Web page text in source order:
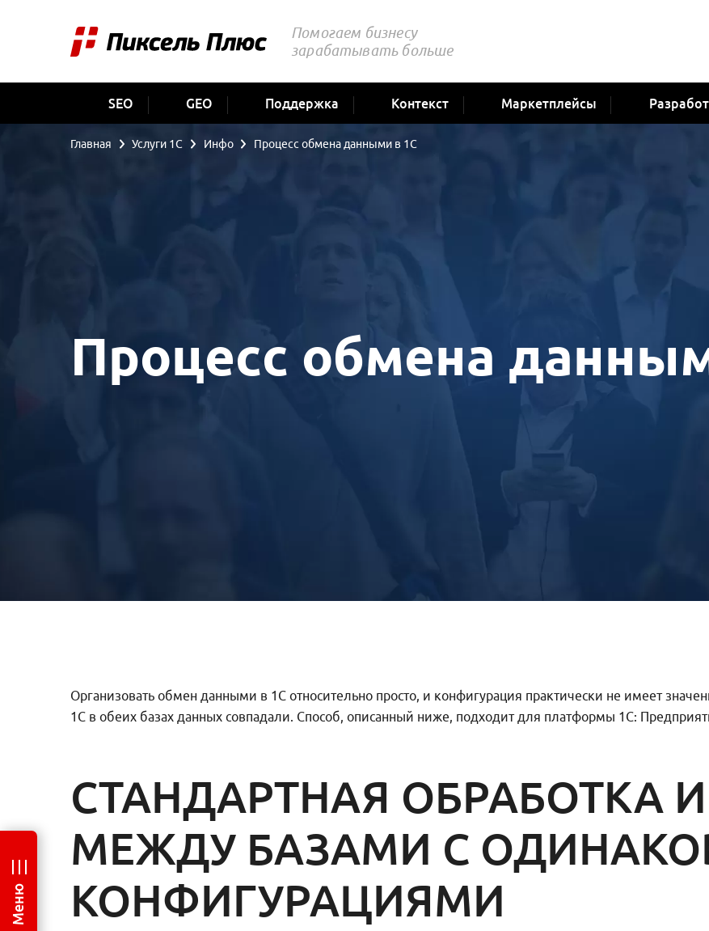
Помогаем бизнесу
зарабатывать больше
SEO GEO Поддержка Контекст Маркетплейсы
Процесс обмена
Главная Услуги 1С Инфо Процесс обмена данными в 1С
Организовать обмен данными в 1С относительно просто, и конфигурация практически не имеет
1С в обеих базах данных совпадали. Способ, описанный ниже, подходит для платформы 1С:
СТАНДАРТНАЯ ОБРАБОТКА
МЕЖДУ БАЗАМИ С
КОНФИГУРАЦИЯМИ
Меню